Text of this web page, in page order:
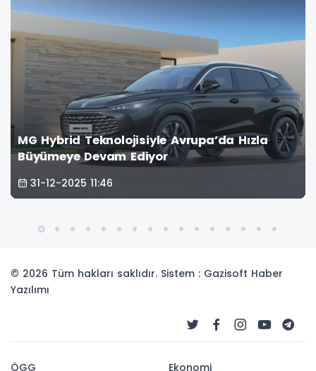
MG Hybrid Teknolojisiyle Avrupa’da Hızla
Büyümeye Devam Ediyor
31-12-2025 11:46
© 2026 Tüm hakları saklıdır. Sistem : Gazisoft Haber
Yazılımı
ÖGG Ekonomi